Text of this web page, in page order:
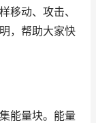
移动、攻击、
，帮助大家快
能量块。能量